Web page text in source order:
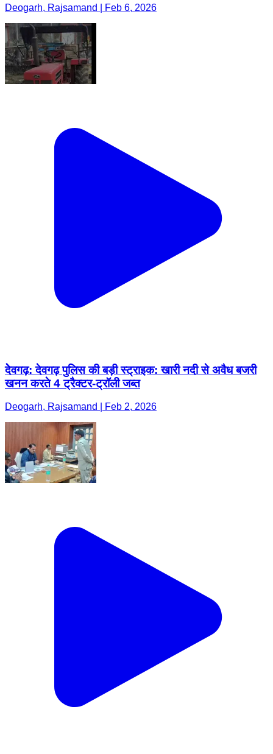
Deogarh, Rajsamand | Feb 6, 2026
देेवगढ़: देवगढ़ पुलिस की बड़ी स्ट्राइक: खारी नदी से अवैध बजरी
खनन करते 4 ट्रैक्टर-ट्रॉली जब्त
Deogarh, Rajsamand | Feb 2, 2026